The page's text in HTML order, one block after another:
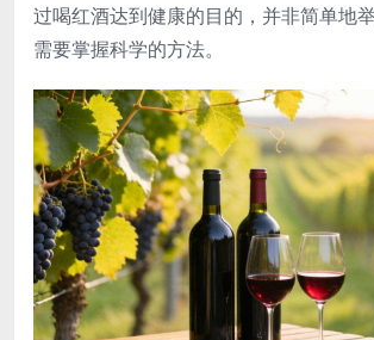
过喝红酒达到健康的目的，并非简单地
需要掌握科学的方法。